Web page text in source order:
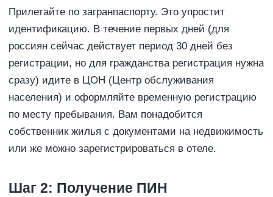
Прилетайте по загранпаспорту. Это упростит
идентификацию. В течение первых дней (для
россиян сейчас действует период 30 дней без
регистрации, но для гражданства регистрация нужна
сразу) идите в ЦОН (Центр обслуживания
населения) и оформляйте временную регистрацию
по месту пребывания. Вам понадобится
собственник жилья с документами на недвижимость
или же можно зарегистрироваться в отеле.
Шаг 2: Получение ПИН